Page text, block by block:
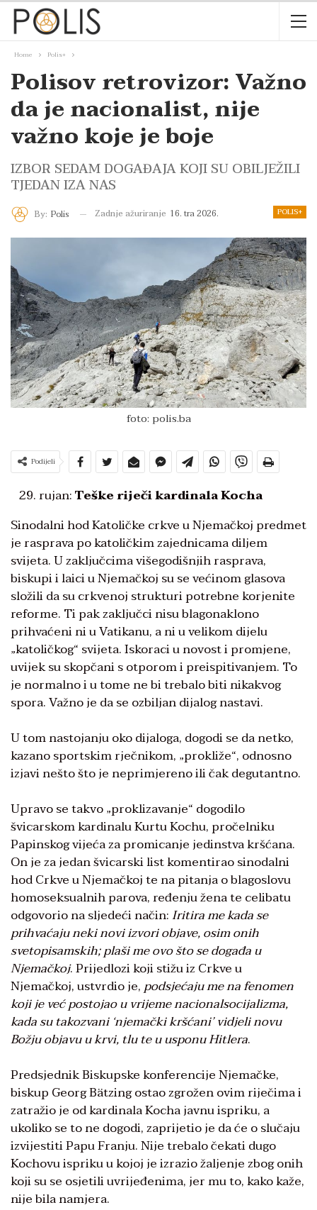
Home Polis+
Polisov retrovizor: Važno
da je nacionalist, nije
važno koje je boje
IZBOR SEDAM DOGAĐAJA KOJI SU OBILJEŽILI
TJEDAN IZA NAS
POLIS+
By: Polis Zadnje ažuriranje 16. tra 2026.
foto: polis.ba
Podijeli
rujan:Teške riječi kardinala Kocha
Sinodalni hod Katoličke crkve u Njemačkoj predmet
je rasprava po katoličkim zajednicama diljem
svijeta. U zaključcima višegodišnjih rasprava,
biskupi i laici u Njemačkoj su se većinom glasova
složili da su crkvenoj strukturi potrebne korjenite
reforme. Ti pak zaključci nisu blagonaklono
prihvaćeni ni u Vatikanu, a ni u velikom dijelu
„katoličkog“ svijeta. Iskoraci u novost i promjene,
uvijek su skopčani s otporom i preispitivanjem. To
je normalno i u tome ne bi trebalo biti nikakvog
spora. Važno je da se ozbiljan dijalog nastavi.
U tom nastojanju oko dijaloga, dogodi se da netko,
kazano sportskim rječnikom, „prokliže“, odnosno
izjavi nešto što je neprimjereno ili čak degutantno.
Upravo se takvo „proklizavanje“ dogodilo
švicarskom kardinalu Kurtu Kochu, pročelniku
Papinskog vijeća za promicanje jedinstva kršćana.
On je za jedan švicarski list komentirao sinodalni
hod Crkve u Njemačkoj te na pitanja o blagoslovu
homoseksualnih parova, ređenju žena te celibatu
odgovorio na sljedeći način:Iritira me kada se
prihvaćaju neki novi izvori objave, osim onih
svetopisamskih; plaši me ovo što se događa u
Njemačkoj. Prijedlozi koji stižu iz Crkve u
Njemačkoj, ustvrdio je, podsjećaju me na fenomen
koji je već postojao u vrijeme nacionalsocijalizma,
kada su takozvani ‘njemački kršćani’ vidjeli novu
Božju objavu u krvi, tlu te u usponu Hitlera.
Predsjednik Biskupske konferencije Njemačke,
biskup Georg Bätzing ostao zgrožen ovim riječima i
zatražio je od kardinala Kocha javnu ispriku, a
ukoliko se to ne dogodi, zaprijetio je da će o slučaju
izvijestiti Papu Franju. Nije trebalo čekati dugo
Kochovu ispriku u kojoj je izrazio žaljenje zbog onih
koji su se osjetili uvrijeđenima, jer mu to, kako kaže,
nije bila namjera.